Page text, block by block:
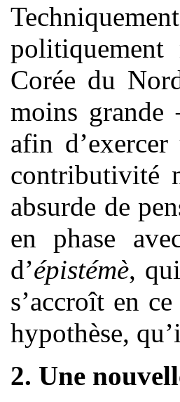
Corée du
moins
afin
contributivité
absurde de
en phase
d’épistémè,
s’accroît en
hypothèse,
2. Une